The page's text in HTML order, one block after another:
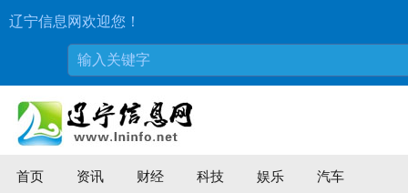
辽宁信息网欢迎您！
首页 资讯 财经 科技 娱乐
汽车